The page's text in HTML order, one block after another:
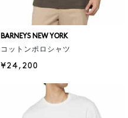
BARNEYS NEW YORK
コットンポロシャツ
¥24,200